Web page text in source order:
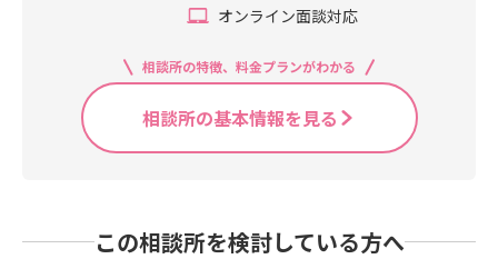
オンライン面談対応
相談所の特徴、料金プランがわかる
相談所の基本情報を見る
この相談所を検討している方へ